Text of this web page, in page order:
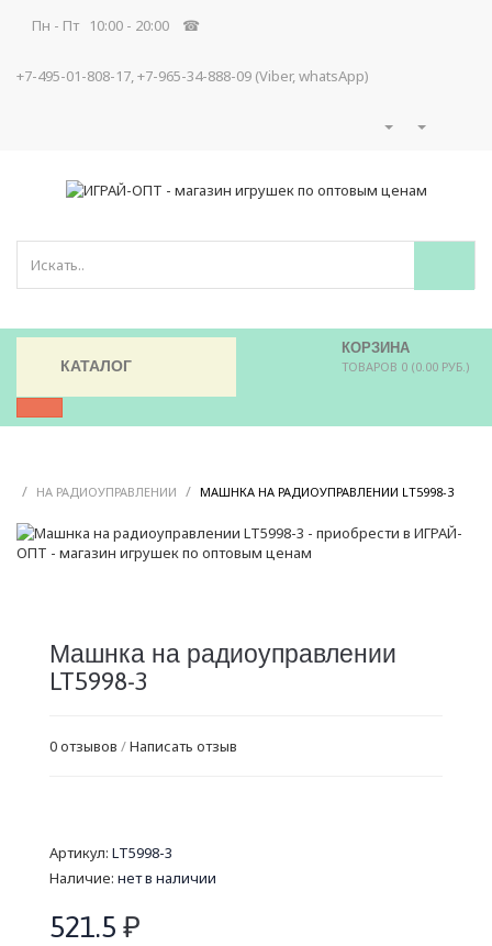
Пн - Пт 10:00 - 20:00 ☎
+7-495-01-808-17, +7-965-34-888-09 (Viber, whatsApp)
КОРЗИНА
ТОВАРОВ 0 (0.00 РУБ.)
КАТАЛОГ
/ НА РАДИОУПРАВЛЕНИИ / МАШНКА НА РАДИОУПРАВЛЕНИИ LT5998-3
Машнка на радиоуправлении
LT5998-3
0 отзывов /Написать отзыв
Артикул: LT5998-3
Наличие: нет в наличии
521.5 ₽